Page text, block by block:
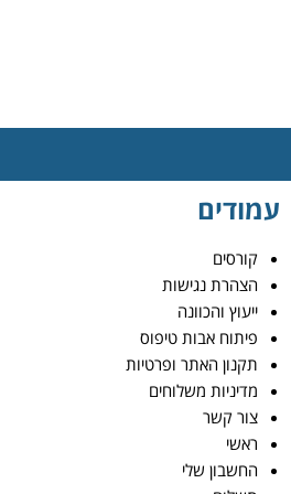
עמודים
קורסים
הצהרת נגישות
ייעוץ והכוונה
פיתוח אבות טיפוס
תקנון האתר ופרטיות
מדיניות משלוחים
צור קשר
ראשי
החשבון שלי